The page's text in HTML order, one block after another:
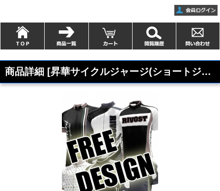
商品詳細 [昇華サイクルジャージ(ショートジップ)-FREE]